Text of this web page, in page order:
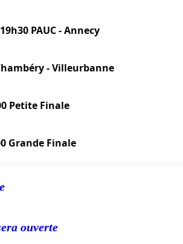
PAUC - Annecy
- Villeurbanne
Petite Finale
Grande Finale
ouverte